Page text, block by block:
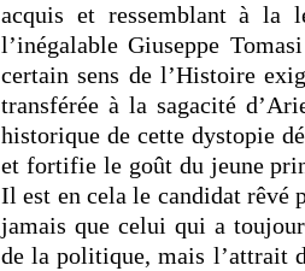
acquis et ressemblant à la
l’inégalable Giuseppe
certain sens de l’Histoire
transférée à la sagacité
historique de cette dystopie
et fortifie le goût du jeune
Il est en cela le candidat rêvé
jamais que celui qui a
de la politique, mais l’attrait